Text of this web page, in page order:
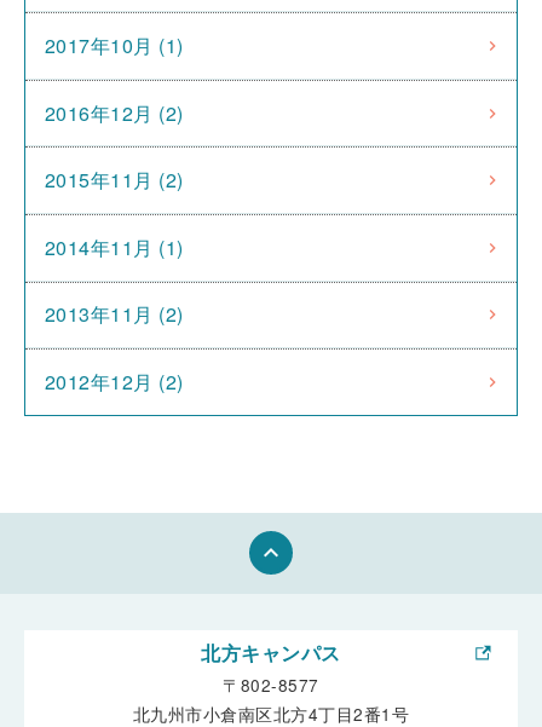
2017年10月 (1)
2016年12月 (2)
2015年11月 (2)
2014年11月 (1)
2013年11月 (2)
2012年12月 (2)
keyboard_arrow_up
北方キャンパス
〒802-8577
北九州市小倉南区北方4丁目2番1号